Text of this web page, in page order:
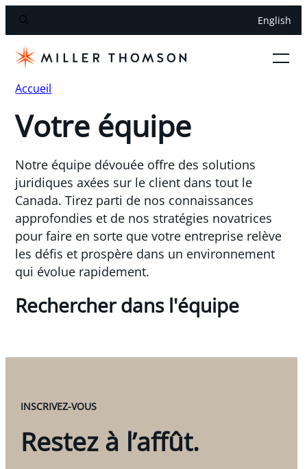
English
Accueil
Votre équipe
Notre équipe dévouée offre des solutions
juridiques axées sur le client dans tout le
Canada. Tirez parti de nos connaissances
approfondies et de nos stratégies novatrices
pour faire en sorte que votre entreprise relève
les défis et prospère dans un environnement
qui évolue rapidement.
Rechercher dans l'équipe
INSCRIVEZ-VOUS
Restez à l’affût.